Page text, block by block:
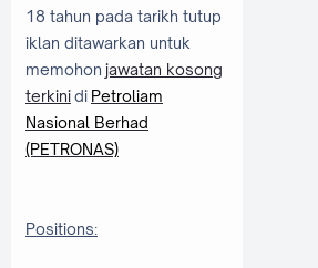
18 tahun pada tarikh tutup
iklan ditawarkan untuk
memohon jawatan kosong
terkinidi Petroliam
Nasional Berhad
(PETRONAS)
Positions: